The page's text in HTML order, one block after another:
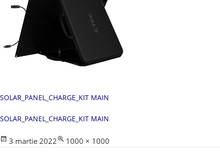
SOLAR_PANEL_CHARGE_KIT MAIN
SOLAR_PANEL_CHARGE_KIT MAIN
Posted
3 martie 2022
Full
1000 × 1000